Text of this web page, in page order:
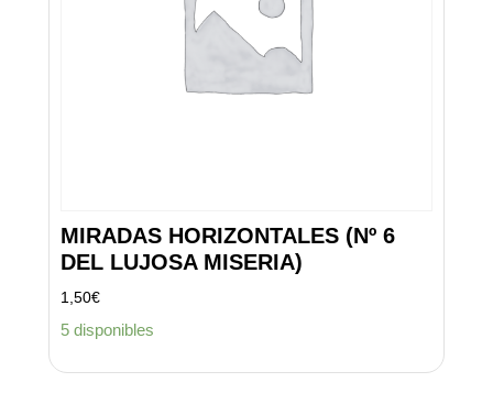
MIRADAS HORIZONTALES (Nº 6
DEL LUJOSA MISERIA)
1,50€
5 disponibles